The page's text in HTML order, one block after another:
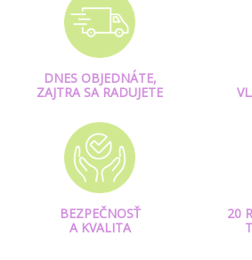
DNES OBJEDNÁTE,
ZAJTRA SA RADUJETE
BEZPEČNOSŤ
A KVALITA
20